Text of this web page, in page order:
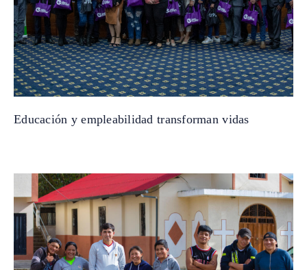
Educación y empleabilidad transforman vidas